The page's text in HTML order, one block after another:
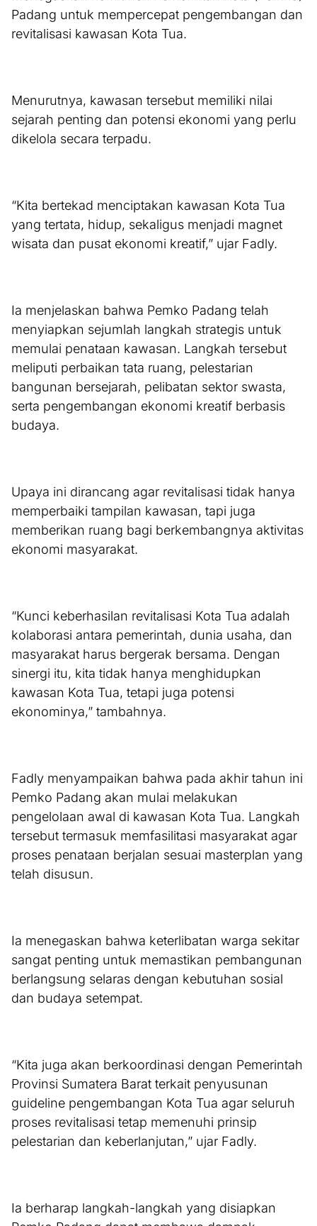
Padang untuk mempercepat pengembangan dan
revitalisasi kawasan Kota Tua.
Menurutnya, kawasan tersebut memiliki nilai
sejarah penting dan potensi ekonomi yang perlu
dikelola secara terpadu.
“Kita bertekad menciptakan kawasan Kota Tua
yang tertata, hidup, sekaligus menjadi magnet
wisata dan pusat ekonomi kreatif,” ujar Fadly.
Ia menjelaskan bahwa Pemko Padang telah
menyiapkan sejumlah langkah strategis untuk
memulai penataan kawasan. Langkah tersebut
meliputi perbaikan tata ruang, pelestarian
bangunan bersejarah, pelibatan sektor swasta,
serta pengembangan ekonomi kreatif berbasis
budaya.
Upaya ini dirancang agar revitalisasi tidak hanya
memperbaiki tampilan kawasan, tapi juga
memberikan ruang bagi berkembangnya aktivitas
ekonomi masyarakat.
“Kunci keberhasilan revitalisasi Kota Tua adalah
kolaborasi antara pemerintah, dunia usaha, dan
masyarakat harus bergerak bersama. Dengan
sinergi itu, kita tidak hanya menghidupkan
kawasan Kota Tua, tetapi juga potensi
ekonominya,” tambahnya.
Fadly menyampaikan bahwa pada akhir tahun ini
Pemko Padang akan mulai melakukan
pengelolaan awal di kawasan Kota Tua. Langkah
tersebut termasuk memfasilitasi masyarakat agar
proses penataan berjalan sesuai masterplan yang
telah disusun.
Ia menegaskan bahwa keterlibatan warga sekitar
sangat penting untuk memastikan pembangunan
berlangsung selaras dengan kebutuhan sosial
dan budaya setempat.
“Kita juga akan berkoordinasi dengan Pemerintah
Provinsi Sumatera Barat terkait penyusunan
guideline pengembangan Kota Tua agar seluruh
proses revitalisasi tetap memenuhi prinsip
pelestarian dan keberlanjutan,” ujar Fadly.
Ia berharap langkah-langkah yang disiapkan